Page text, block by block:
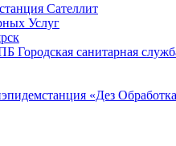
Сателлит
Услуг
Городская санитарная
«Дез